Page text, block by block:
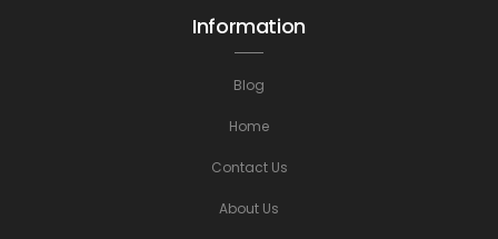
Information
Blog
Home
Contact Us
About Us